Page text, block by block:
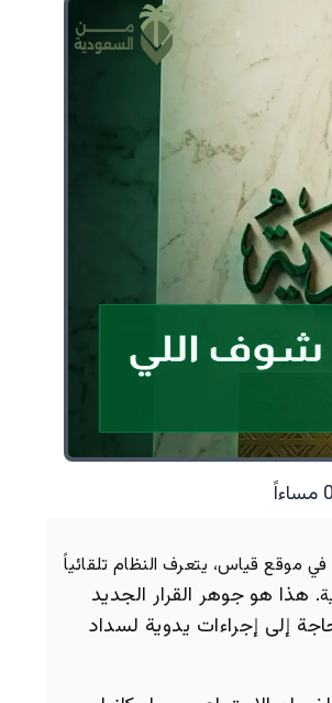
موقع قياس، يتعرف النظام تلقائياً
هذا هو جوهر القرار الجديد
إلى إجراءات يدوية لسداد